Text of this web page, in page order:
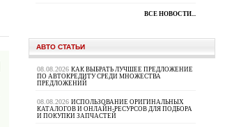
ВСЕ НОВОСТИ...
АВТО СТАТЬИ
08.08.2026 КАК ВЫБРАТЬ ЛУЧШЕЕ ПРЕДЛОЖЕНИЕ
ПО АВТОКРЕДИТУ СРЕДИ МНОЖЕСТВА
ПРЕДЛОЖЕНИЙ
08.08.2026 ИСПОЛЬЗОВАНИЕ ОРИГИНАЛЬНЫХ
КАТАЛОГОВ И ОНЛАЙН-РЕСУРСОВ ДЛЯ ПОДБОРА
И ПОКУПКИ ЗАПЧАСТЕЙ